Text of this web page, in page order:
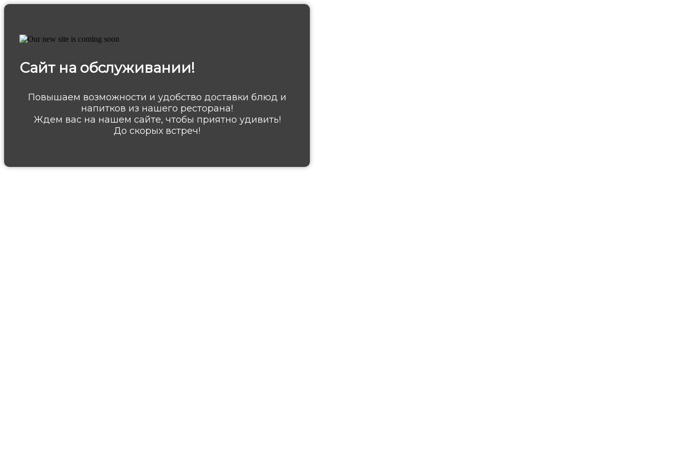
Сайт на обслуживании!
Повышаем возможности и удобство доставки блюд и
напитков из нашего ресторана!
Ждем вас на нашем сайте, чтобы приятно удивить!
До скорых встреч!